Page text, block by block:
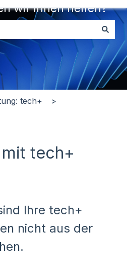
wir Ihnen helfen?
da das Suchfeld leer ist.
tech+
tech+
Ihre tech+
nicht aus der